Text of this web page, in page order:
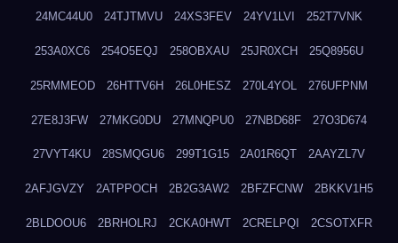
24MC44U0 24TJTMVU 24XS3FEV 24YV1LVI 252T7VNK
253A0XC6 254O5EQJ 258OBXAU 25JR0XCH 25Q8956U
25RMMEOD 26HTTV6H 26L0HESZ 270L4YOL 276UFPNM
27E8J3FW 27MKG0DU 27MNQPU0 27NBD68F 27O3D674
27VYT4KU 28SMQGU6 299T1G15 2A01R6QT 2AAYZL7V
2AFJGVZY 2ATPPOCH 2B2G3AW2 2BFZFCNW 2BKKV1H5
2BLDOOU6 2BRHOLRJ 2CKA0HWT 2CRELPQI 2CSOTXFR